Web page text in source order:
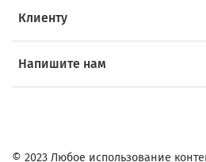
Клиенту
Напишите нам
© 2023 Любое использование